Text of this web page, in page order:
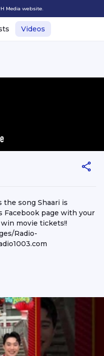
Media website.
Videos
the song Shaari is
Facebook page with your
movie tickets!!
Radio-